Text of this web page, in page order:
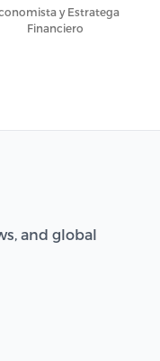
y Estratega
Financiero
and global